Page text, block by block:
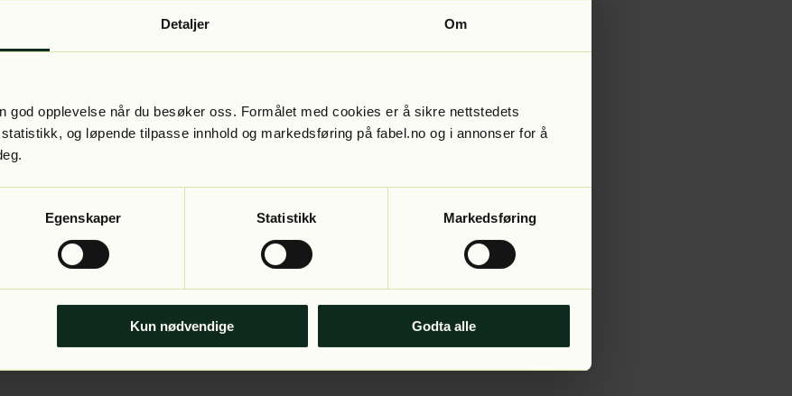
Detaljer Om
god opplevelse når du besøker oss. Formålet med cookies er å sikre nettstedets
og løpende tilpasse innhold og markedsføring på fabel.no og i annonser for å
Egenskaper Statistikk Markedsføring
Kun nødvendige Godta alle